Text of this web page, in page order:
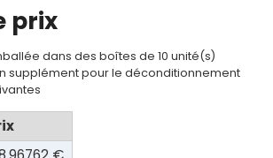
prix
dans des boîtes de 10 unité(s)
supplément pour le déconditionnement